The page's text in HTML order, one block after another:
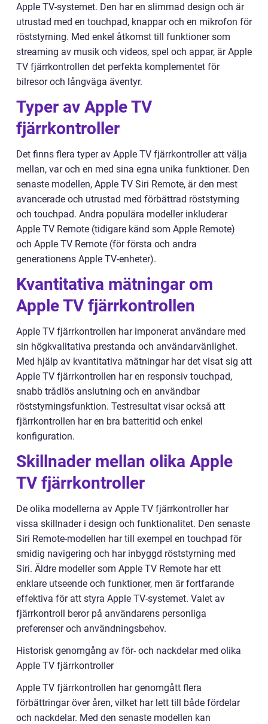
Apple TV-systemet. Den har en slimmad design och är
utrustad med en touchpad, knappar och en mikrofon för
röststyrning. Med enkel åtkomst till funktioner som
streaming av musik och videos, spel och appar, är Apple
TV fjärrkontrollen det perfekta komplementet för
bilresor och långväga äventyr.
Typer av Apple TV
fjärrkontroller
Det finns flera typer av Apple TV fjärrkontroller att välja
mellan, var och en med sina egna unika funktioner. Den
senaste modellen, Apple TV Siri Remote, är den mest
avancerade och utrustad med förbättrad röststyrning
och touchpad. Andra populära modeller inkluderar
Apple TV Remote (tidigare känd som Apple Remote)
och Apple TV Remote (för första och andra
generationens Apple TV-enheter).
Kvantitativa mätningar om
Apple TV fjärrkontrollen
Apple TV fjärrkontrollen har imponerat användare med
sin högkvalitativa prestanda och användarvänlighet.
Med hjälp av kvantitativa mätningar har det visat sig att
Apple TV fjärrkontrollen har en responsiv touchpad,
snabb trådlös anslutning och en användbar
röststyrningsfunktion. Testresultat visar också att
fjärrkontrollen har en bra batteritid och enkel
konfiguration.
Skillnader mellan olika Apple
TV fjärrkontroller
De olika modellerna av Apple TV fjärrkontroller har
vissa skillnader i design och funktionalitet. Den senaste
Siri Remote-modellen har till exempel en touchpad för
smidig navigering och har inbyggd röststyrning med
Siri. Äldre modeller som Apple TV Remote har ett
enklare utseende och funktioner, men är fortfarande
effektiva för att styra Apple TV-systemet. Valet av
fjärrkontroll beror på användarens personliga
preferenser och användningsbehov.
Historisk genomgång av för- och nackdelar med olika
Apple TV fjärrkontroller
Apple TV fjärrkontrollen har genomgått flera
förbättringar över åren, vilket har lett till både fördelar
och nackdelar. Med den senaste modellen kan